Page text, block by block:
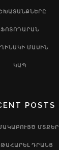
ՖՈՏՈԴԱՐԱՆ
ՄԱՍԻՆ
ԿԱՊ
POSTS
ԴՐԱՆՑ